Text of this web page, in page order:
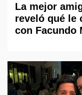
La mejor
reveló qué le
con Facundo